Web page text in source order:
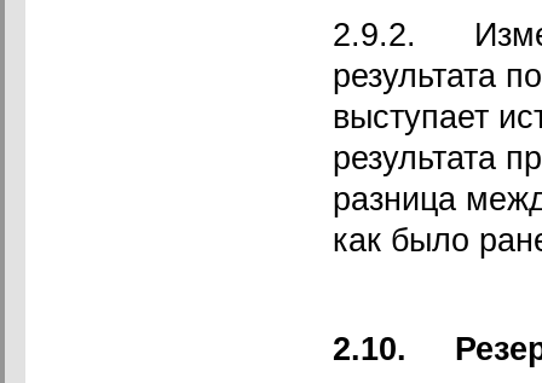
2.9.2.
результата
выступает
результата
разница
как было
2.10.